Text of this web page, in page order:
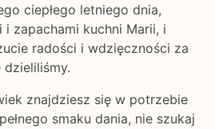
ciepłego letniego dnia,
zapachami kuchni Marii, i
radości i wdzięczności za
znajdziesz się w potrzebie
smaku dania, nie szukaj